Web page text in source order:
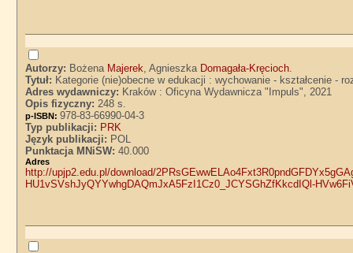
Autorzy: Bożena Majerek, Agnieszka Domagała-Kręcioch.
Tytuł: Kategorie (nie)obecne w edukacji : wychowanie - kształcenie -
Adres wydawniczy: Kraków : Oficyna Wydawnicza "Impuls", 2021
Opis fizyczny:248 s.
p-ISBN:978-83-66990-04-3
Typ publikacji: PRK
Język publikacji: POL
Punktacja MNiSW:40.000
http://upjp2.edu.pl/download/
HU1vSVshJyQYYwhgDAQmJxA5FzI1Cz0_JCYSGhZfKkcdIQl-